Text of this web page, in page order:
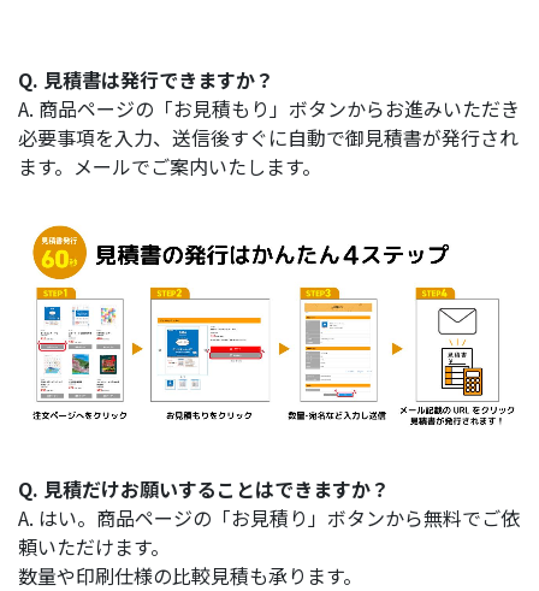
Q. 見積書は発行できますか？
A. 商品ページの「お見積もり」ボタンからお進みいただき
必要事項を入力、送信後すぐに自動で御見積書が発行され
ます。メールでご案内いたします。
Q. 見積だけお願いすることはできますか？
A. はい。商品ページの「お見積り」ボタンから無料でご依
頼いただけます。
数量や印刷仕様の比較見積も承ります。